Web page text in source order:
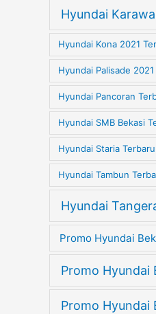
Hyundai
Hyundai Kona 2021
Hyundai Palisade
Hyundai Pancoran
Hyundai SMB Bekasi
Hyundai Staria Terbaru
Hyundai Tambun
Hyundai
Promo Hyundai
Promo Hyundai
Promo Hyundai